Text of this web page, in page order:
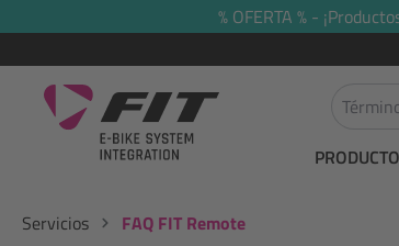
Saltar a la navegación principal
% OFERTA % -
Servicios
FAQ FIT Remote